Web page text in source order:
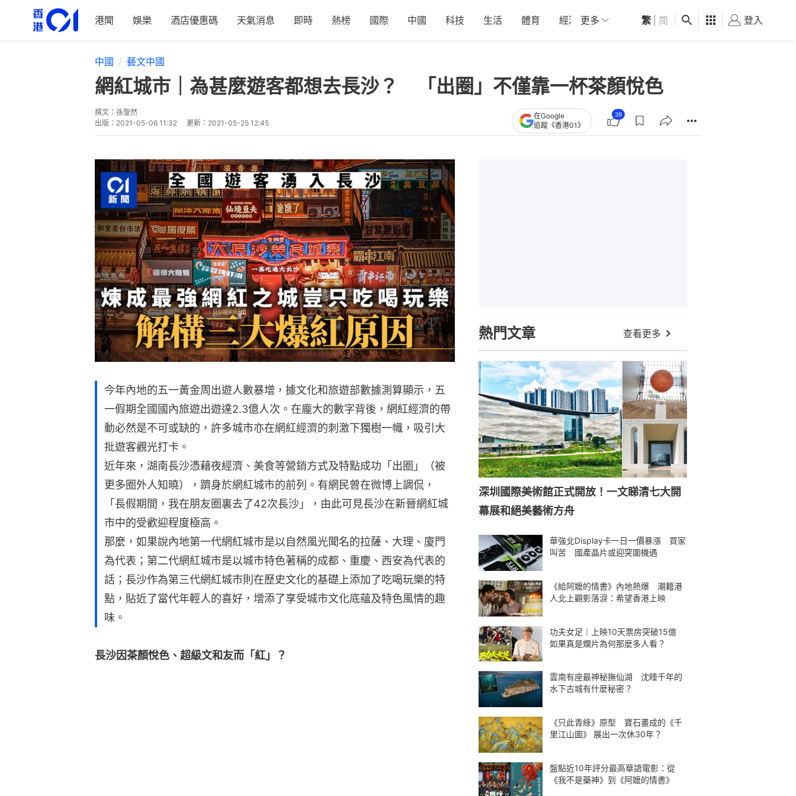
港聞 娛樂 酒店優惠碼 天氣消息 即時 熱榜 國際 中國 科技 生活 體育 經濟 01深圳 觀點 健康 好食玩飛
更多 繁 简 登入
中國 藝文中國
網紅城市｜為甚麼遊客都想去長沙？ 「出圈」不僅靠一杯茶顏悅色
撰文： 孫聖然
出版： 2021-05-06 11:32 更新： 2021-05-25 12:45
在Google
追蹤《香港01》
39
今年內地的五一黃金周出遊人數暴增，據文化和旅遊部數據測算顯示，五
一假期全國國內旅遊出遊達2.3億人次。在龐大的數字背後，網紅經濟的帶
動必然是不可或缺的，許多城市亦在網紅經濟的刺激下獨樹一幟，吸引大
批遊客觀光打卡。
近年來，湖南長沙憑藉夜經濟、美食等營銷方式及特點成功「出圈」（被
更多圈外人知曉），躋身於網紅城市的前列。有網民曾在微博上調侃，
「長假期間，我在朋友圈裏去了42次長沙」，由此可見長沙在新晉網紅城
市中的受歡迎程度極高。
那麼，如果說內地第一代網紅城市是以自然風光聞名的拉薩、大理、廈門
為代表；第二代網紅城市是以城市特色著稱的成都、重慶、西安為代表的
話；長沙作為第三代網紅城市則在歷史文化的基礎上添加了吃喝玩樂的特
點，貼近了當代年輕人的喜好，增添了享受城市文化底蘊及特色風情的趣
味。
長沙因茶顏悅色、超級文和友而「紅」？
熱門文章 查看更多
深圳國際美術館正式開放！一文睇清七大開
幕展和絕美藝術方舟
華強北Display卡一日一價暴漲 買家
叫苦 國產晶片或迎突圍機遇
《給阿嬤的情書》內地熱爆 潮籍港
人北上觀影落淚：希望香港上映
功夫女足｜上映10天票房突破15億
如果真是爛片為何那麼多人看？
雲南有座最神秘撫仙湖 沈睡千年的
水下古城有什麼秘密？
《只此青綠》原型 寶石畫成的《千
里江山圖》 展出一次休30年？
盤點近10年評分最高華語電影：從
《我不是藥神》到《阿嬤的情書》